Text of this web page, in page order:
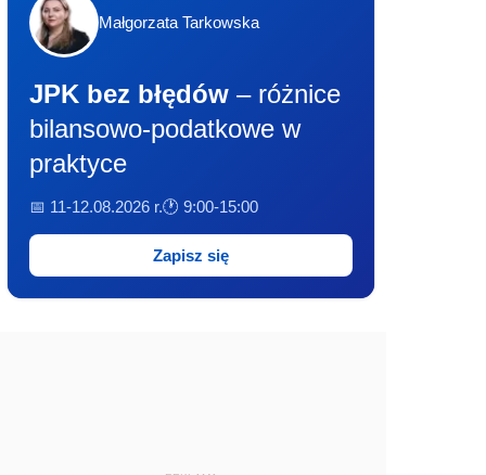
Małgorzata Tarkowska
JPK bez błędów – różnice
bilansowo-podatkowe w
praktyce
📅 11-12.08.2026 r.🕐 9:00-15:00
Zapisz się